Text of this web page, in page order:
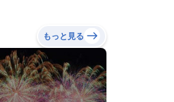
もっと見る